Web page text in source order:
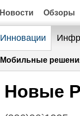
Новости Обзоры
Инновации
Мобильные
Новые